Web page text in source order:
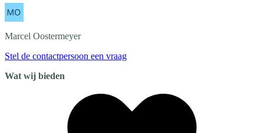
Marcel Oostermeyer
Stel de contactpersoon een vraag
Wat wij bieden